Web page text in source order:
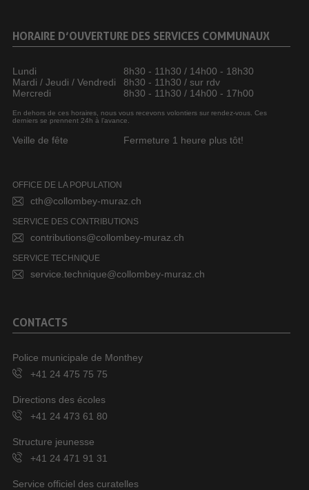
HORAIRE D’OUVERTURE DES SERVICES COMMUNAUX
Lundi
8h30 - 11h30 / 14h00 - 18h30
Mardi / Jeudi / Vendredi
8h30 - 11h30 / sur rdv
Mercredi
8h30 - 11h30 / 14h00 - 17h00
En dehors de ces horaires, nous vous recevons volontiers sur rendez-vous. Ces
derniers se prennent 24h à l’avance.
Veille de fête Fermeture 1 heure plus tôt!
OFFICE DE LA POPULATION
cth@collombey-muraz.ch
SERVICE DES CONTRIBUTIONS
contributions@collombey-muraz.ch
SERVICE TECHNIQUE
service.technique@collombey-muraz.ch
CONTACTS
Police municipale de Monthey
+41 24 475 75 75
Directions des écoles
+41 24 473 61 80
Structure jeunesse
+41 24 471 91 31
Service officiel des curatelles